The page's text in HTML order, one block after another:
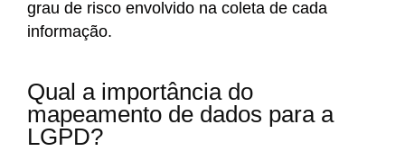
grau de risco envolvido na coleta de cada
informação.
Qual a importância do
mapeamento de dados para a
LGPD?